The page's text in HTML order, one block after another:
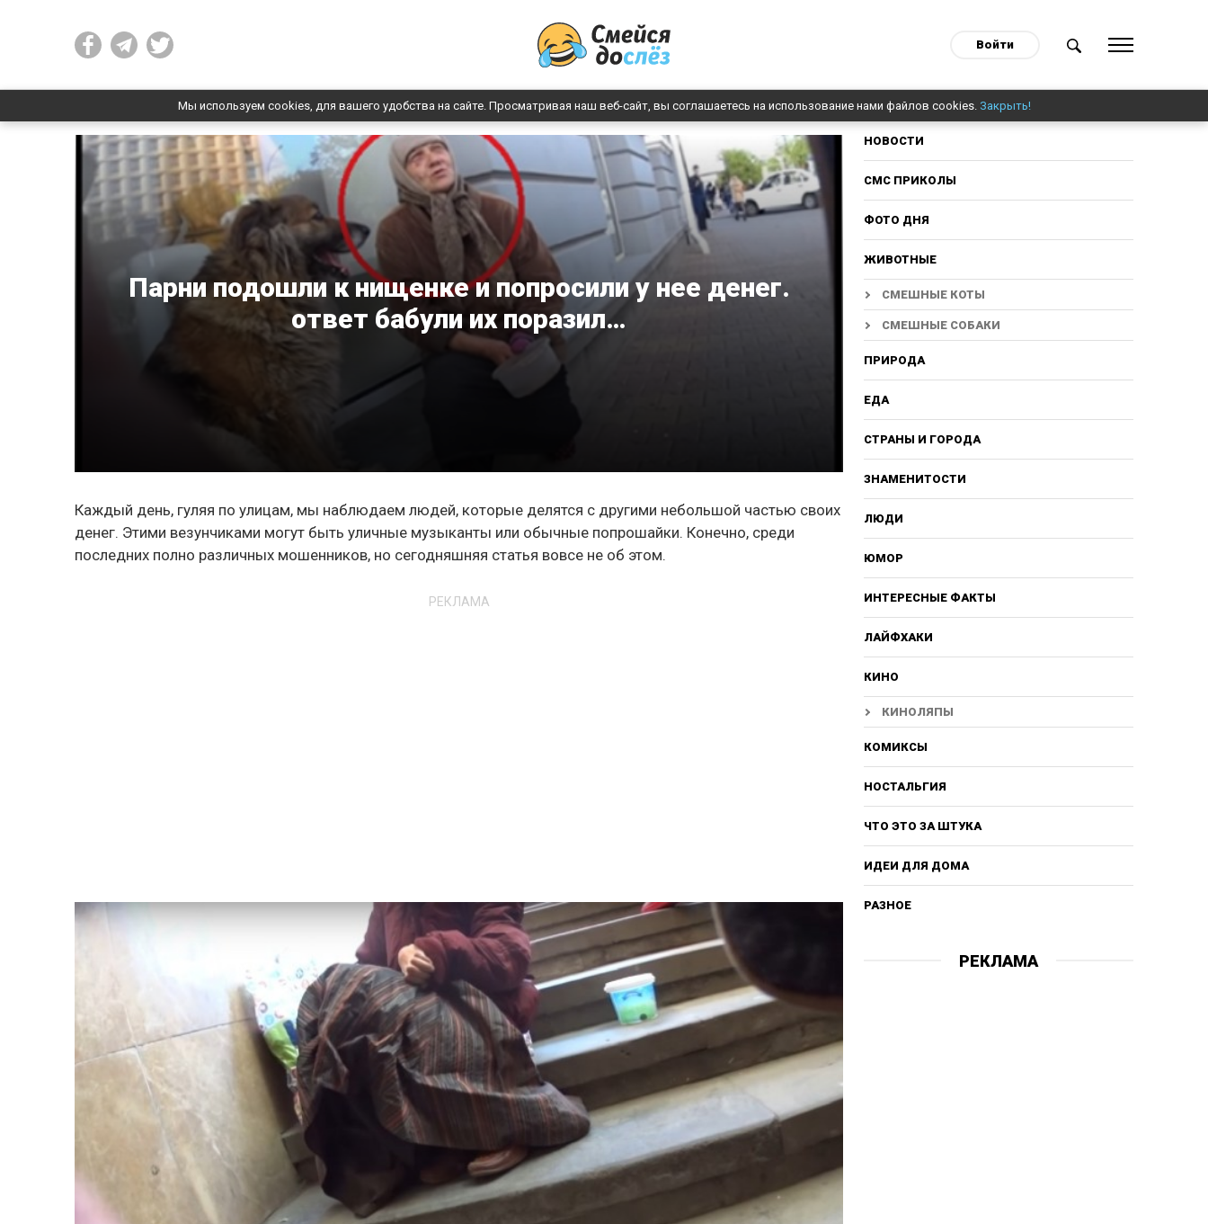
Войти
Мы используем cookies, для вашего удобства на сайте. Просматривая наш веб-сайт, вы соглашаетесь на использование нами файлов cookies. Закрыть!
Парни подошли к нищенке и попросили у нее денег.
ответ бабули их поразил…
Каждый день, гуляя по улицам, мы наблюдаем людей, которые делятся с другими небольшой частью своих
денег. Этими везунчиками могут быть уличные музыканты или обычные попрошайки. Конечно, среди
последних полно различных мошенников, но сегодняшняя статья вовсе не об этом.
РЕКЛАМА
НОВОСТИ
СМС ПРИКОЛЫ
ФОТО ДНЯ
ЖИВОТНЫЕ
СМЕШНЫЕ КОТЫ
СМЕШНЫЕ СОБАКИ
ПРИРОДА
ЕДА
СТРАНЫ И ГОРОДА
ЗНАМЕНИТОСТИ
ЛЮДИ
ЮМОР
ИНТЕРЕСНЫЕ ФАКТЫ
ЛАЙФХАКИ
КИНО
КИНОЛЯПЫ
КОМИКСЫ
НОСТАЛЬГИЯ
ЧТО ЭТО ЗА ШТУКА
ИДЕИ ДЛЯ ДОМА
РАЗНОЕ
РЕКЛАМА